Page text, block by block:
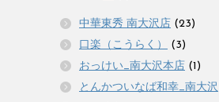
中華東秀 南大沢店 (23)
口楽（こうらく）
(3)
おっけい_南大沢本店 (1)
とんかついなば和幸_南大沢